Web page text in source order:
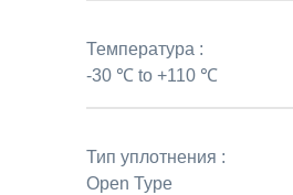
Температура :
-30 ℃ to +110 ℃
Тип уплотнения :
Open Type